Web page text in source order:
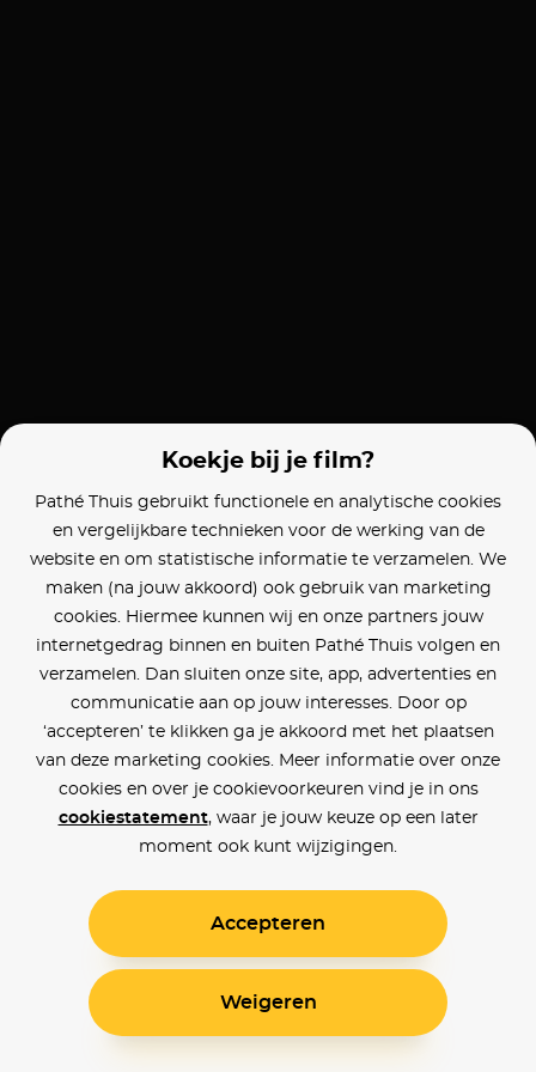
Koekje bij je film?
Pathé Thuis gebruikt functionele en analytische cookies
en vergelijkbare technieken voor de werking van de
website en om statistische informatie te verzamelen. We
maken (na jouw akkoord) ook gebruik van marketing
cookies. Hiermee kunnen wij en onze partners jouw
internetgedrag binnen en buiten Pathé Thuis volgen en
verzamelen. Dan sluiten onze site, app, advertenties en
communicatie aan op jouw interesses. Door op
‘accepteren’ te klikken ga je akkoord met het plaatsen
van deze marketing cookies. Meer informatie over onze
cookies en over je cookievoorkeuren vind je in ons
cookiestatement, waar je jouw keuze op een later
moment ook kunt wijzigingen.
Accepteren
Weigeren